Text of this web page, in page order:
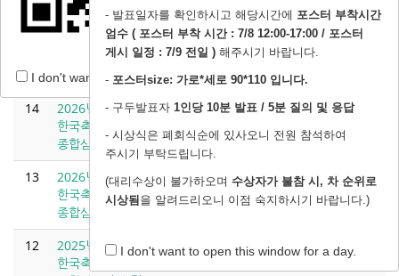
17
2026년도 (사)
한국축산학회 국제
연합심포지...
관리자
2026-05-
14
846
14
2026년도 (사)
한국축산학회
종합심포지엄 및 ...
관리자
2026-04-
16
880
13
2026년도 (사)
한국축산학회
종합심포지엄 및...
관리자
2026-03-
26
2390
12
2025년도 (사)
한국축산학회
관리자
2025-03-
2575
I don't want to open this window for a day.
- 발표일자를 확인하시고 해당시간에 포스터 부착시간
엄수 ( 포스터 부착 시간 : 7/8 12:00-17:00 / 포스터
게시 일정 : 7/9 전일 )해주시기 바랍니다.
- 포스터size: 가로*세로 90*110 입니다.
- 구두발표자 1인당 10분 발표 / 5분 질의 및 응답
- 시상식은 폐회식순에 있사오니 전원 참석하여
주시기 부탁드립니다.
(대리수상이 불가하오며 수상자가 불참 시, 차 순위로
시상됨 을 알려드리오니 이점 숙지하시기 바랍니다.)
I don't want to open this window for a day.